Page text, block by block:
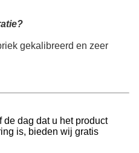
gekalibreerd en zeer
de dag dat u het product
is, bieden wij gratis